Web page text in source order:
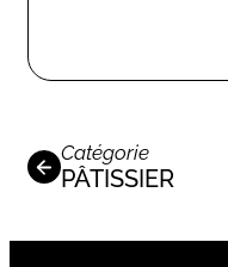
Catégorie
PÂTISSIER